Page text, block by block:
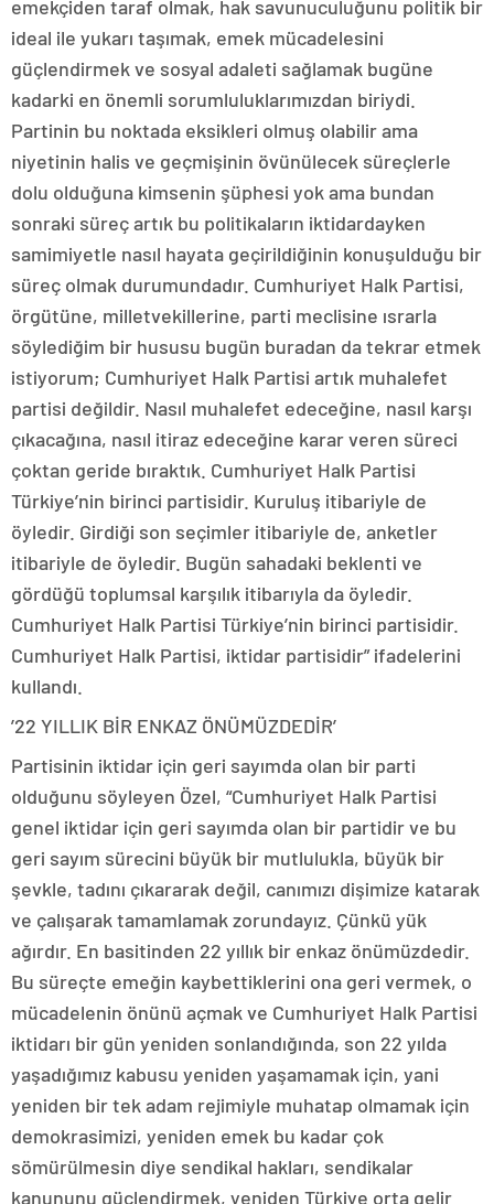
emekçiden taraf olmak, hak savunuculuğunu politik bir
ideal ile yukarı taşımak, emek mücadelesini
güçlendirmek ve sosyal adaleti sağlamak bugüne
kadarki en önemli sorumluluklarımızdan biriydi.
Partinin bu noktada eksikleri olmuş olabilir ama
niyetinin halis ve geçmişinin övünülecek süreçlerle
dolu olduğuna kimsenin şüphesi yok ama bundan
sonraki süreç artık bu politikaların iktidardayken
samimiyetle nasıl hayata geçirildiğinin konuşulduğu bir
süreç olmak durumundadır. Cumhuriyet Halk Partisi,
örgütüne, milletvekillerine, parti meclisine ısrarla
söylediğim bir hususu bugün buradan da tekrar etmek
istiyorum; Cumhuriyet Halk Partisi artık muhalefet
partisi değildir. Nasıl muhalefet edeceğine, nasıl karşı
çıkacağına, nasıl itiraz edeceğine karar veren süreci
çoktan geride bıraktık. Cumhuriyet Halk Partisi
Türkiye’nin birinci partisidir. Kuruluş itibariyle de
öyledir. Girdiği son seçimler itibariyle de, anketler
itibariyle de öyledir. Bugün sahadaki beklenti ve
gördüğü toplumsal karşılık itibarıyla da öyledir.
Cumhuriyet Halk Partisi Türkiye’nin birinci partisidir.
Cumhuriyet Halk Partisi, iktidar partisidir” ifadelerini
kullandı.
’22 YILLIK BİR ENKAZ ÖNÜMÜZDEDİR’
Partisinin iktidar için geri sayımda olan bir parti
olduğunu söyleyen Özel, “Cumhuriyet Halk Partisi
genel iktidar için geri sayımda olan bir partidir ve bu
geri sayım sürecini büyük bir mutlulukla, büyük bir
şevkle, tadını çıkararak değil, canımızı dişimize katarak
ve çalışarak tamamlamak zorundayız. Çünkü yük
ağırdır. En basitinden 22 yıllık bir enkaz önümüzdedir.
Bu süreçte emeğin kaybettiklerini ona geri vermek, o
mücadelenin önünü açmak ve Cumhuriyet Halk Partisi
iktidarı bir gün yeniden sonlandığında, son 22 yılda
yaşadığımız kabusu yeniden yaşamamak için, yani
yeniden bir tek adam rejimiyle muhatap olmamak için
demokrasimizi, yeniden emek bu kadar çok
sömürülmesin diye sendikal hakları, sendikalar
kanununu güçlendirmek, yeniden Türkiye orta gelir